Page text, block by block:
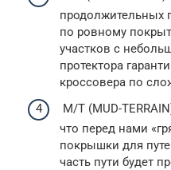
продолжительных
по ровному
участков с
протектора
кроссовера по
M/T (MUD-
что перед нами
покрышки для
часть пути будет